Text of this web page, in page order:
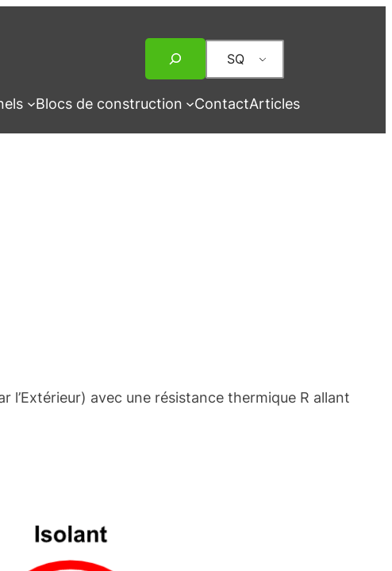
SQ
Blocs de construction ContactArticles
l’Extérieur) avec une résistance thermique R allant